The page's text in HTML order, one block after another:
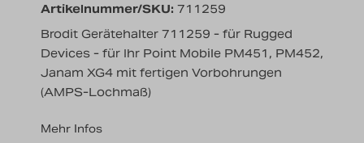
Artikelnummer/SKU: 711259
Brodit Gerätehalter 711259 - für Rugged
Devices - für Ihr Point Mobile PM451, PM452,
Janam XG4 mit fertigen Vorbohrungen
(AMPS-Lochmaß)
Mehr Infos